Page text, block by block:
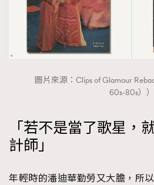
圖片來源：Clips of Glamour
60s-80s））
「若不是當了歌星，
計師」
年輕時的潘迪華勤勞又大膽，所